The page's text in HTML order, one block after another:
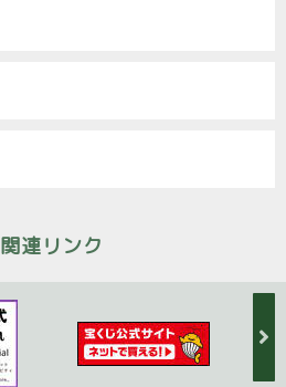
関連リンク